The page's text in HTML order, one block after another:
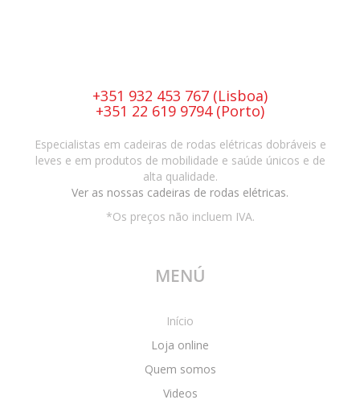
+351 932 453 767 (Lisboa)
+351 22 619 9794 (Porto)
Especialistas em cadeiras de rodas elétricas dobráveis e
leves e em produtos de mobilidade e saúde únicos e de
alta qualidade.
Ver as nossas cadeiras de rodas elétricas.
*Os preços não incluem IVA.
MENÚ
Início
Loja online
Quem somos
Videos